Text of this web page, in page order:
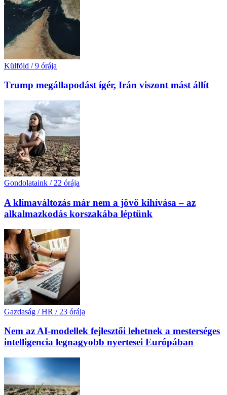
Külföld / 9 órája
Trump megállapodást ígér, Irán viszont mást állít
Gondolataink / 22 órája
A klímaváltozás már nem a jövő kihívása – az
alkalmazkodás korszakába léptünk
Gazdaság / HR / 23 órája
Nem az AI-modellek fejlesztői lehetnek a mesterséges
intelligencia legnagyobb nyertesei Európában